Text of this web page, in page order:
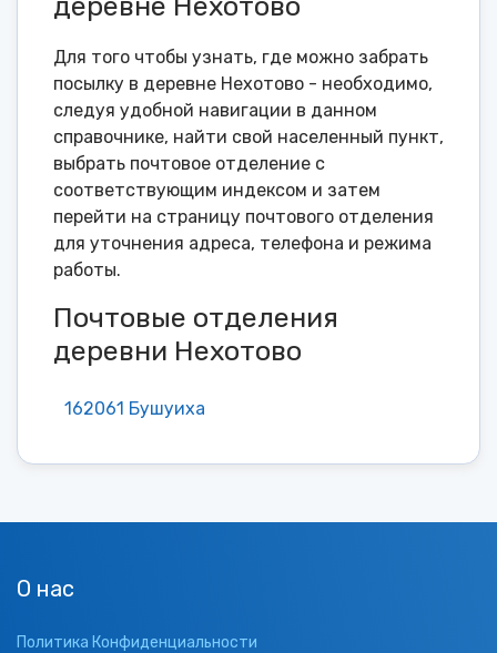
Для того чтобы узнать, где можно забрать
посылку в деревне Нехотово - необходимо,
следуя удобной навигации в данном
справочнике, найти свой населенный пункт,
выбрать почтовое отделение с
соответствующим индексом и затем
перейти на страницу почтового отделения
для уточнения адреса, телефона и режима
работы.
Почтовые отделения
деревни Нехотово
162061 Бушуиха
О нас
Политика Конфиденциальности